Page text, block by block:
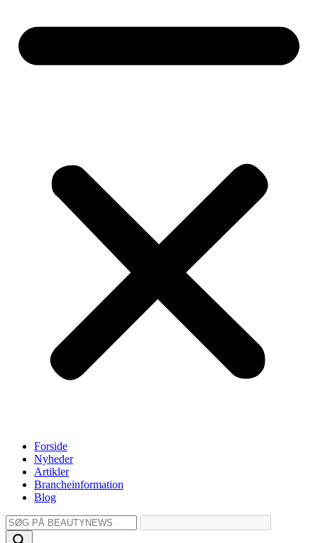
Forside
Nyheder
Artikler
Brancheinformation
Blog